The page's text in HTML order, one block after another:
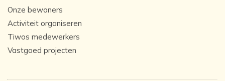
Onze bewoners
Activiteit organiseren
Tiwos medewerkers
Vastgoed projecten